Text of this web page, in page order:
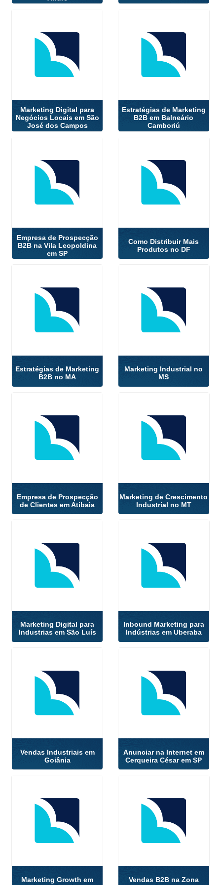
Marketing Digital para
Negócios Locais em São
José dos Campos
Estratégias de Marketing
B2B em Balneário
Camboriú
Empresa de Prospecção
B2B na Vila Leopoldina
em SP
Como Distribuir Mais
Produtos no DF
Estratégias de Marketing
B2B no MA
Marketing Industrial no
MS
Empresa de Prospecção
de Clientes em Atibaia
Marketing de Crescimento
Industrial no MT
Marketing Digital para
Industrias em São Luís
Inbound Marketing para
Indústrias em Uberaba
Vendas Industriais em
Goiânia
Anunciar na Internet em
Cerqueira César em SP
Marketing Growth em
Vendas B2B na Zona